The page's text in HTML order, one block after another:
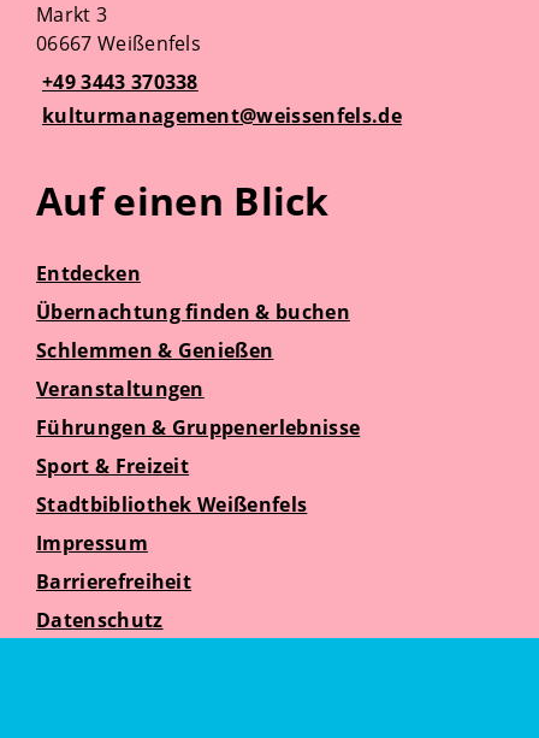
Markt 3
06667 Weißenfels
+49 3443 370338
kulturmanagement@weissenfels.de
Auf einen Blick
Entdecken
Übernachtung finden & buchen
Schlemmen & Genießen
Veranstaltungen
Führungen & Gruppenerlebnisse
Sport & Freizeit
Stadtbibliothek Weißenfels
Impressum
Barrierefreiheit
Datenschutz